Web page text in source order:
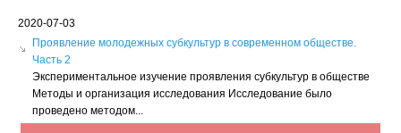
2020-07-03
Проявление молодежных субкультур в современном обществе.
Часть 2
Экспериментальное изучение проявления субкультур в обществе
Методы и организация исследования Исследование было
проведено методом...